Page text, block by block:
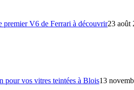
V6 de Ferrari à découvrir23 août
pour vos vitres teintées à Blois13